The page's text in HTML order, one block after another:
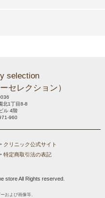
selection
セレクション）
北1丁目8-8
ル 4階
960
‣ クリニック公式サイト
‣ 特定商取引法の表記
store All Rights reserved.
および画像等、